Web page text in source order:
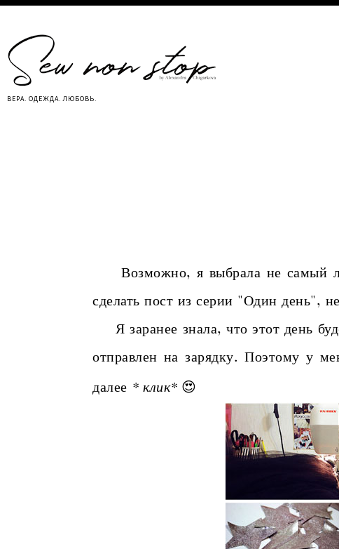
ВЕРА. ОДЕЖДА. ЛЮБОВЬ.
Возможно, я выбрала не самый
сделать пост из серии "Один день",
Я заранее знала, что этот день
отправлен на зарядку. Поэтому у
далее * клик* 😍